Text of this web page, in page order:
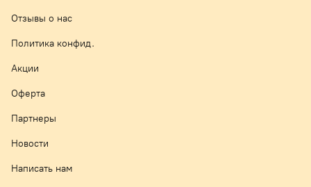
Отзывы о нас
Политика конфид.
Акции
Оферта
Партнеры
Новости
Написать нам